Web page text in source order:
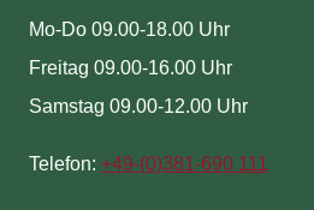
Mo-Do 09.00-18.00 Uhr
Freitag 09.00-16.00 Uhr
Samstag 09.00-12.00 Uhr
Telefon: +49-(0)381-690 111